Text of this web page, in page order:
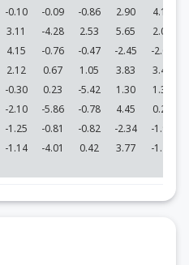
-0.10 -0.09 -0.86 2.90 4.19
3.11 -4.28 2.53 5.65 2.08
4.15 -0.76 -0.47 -2.45 -2.08
2.12 0.67 1.05 3.83 3.45
-0.30 0.23 -5.42 1.30 1.36
-2.10 -5.86 -0.78 4.45 0.28
-1.25 -0.81 -0.82 -2.34 -1.92
-1.14 -4.01 0.42 3.77 -1.45